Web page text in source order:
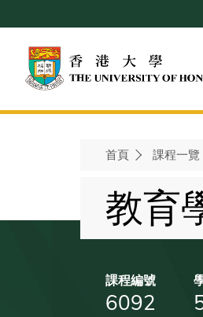
to
main
content
首頁 課程一覽
教育
課程編號
6092